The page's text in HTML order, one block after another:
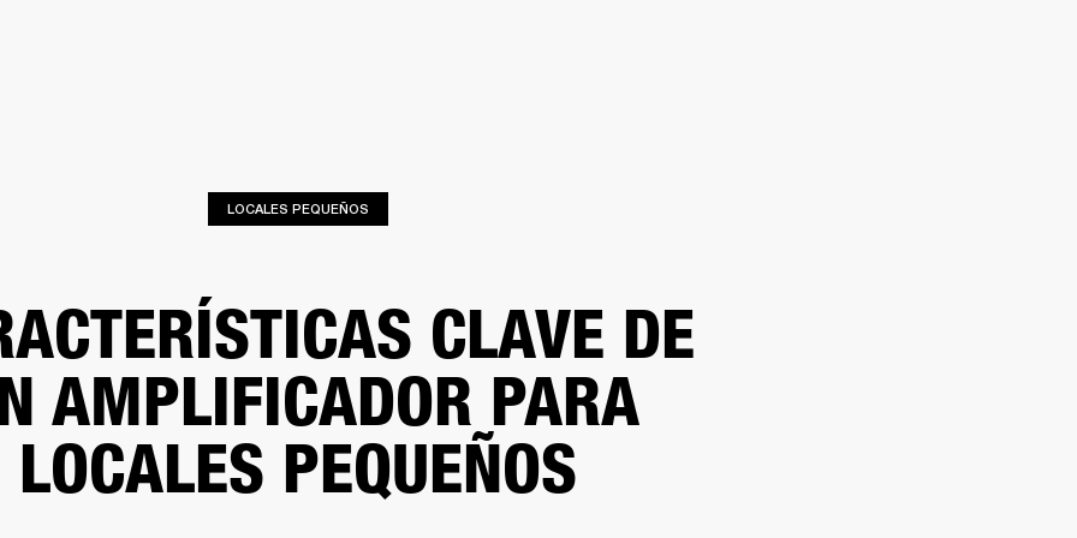
LOCALES PEQUEÑOS
CLAVE DE
AMPLIFICADOR PARA
LOCALES PEQUEÑOS